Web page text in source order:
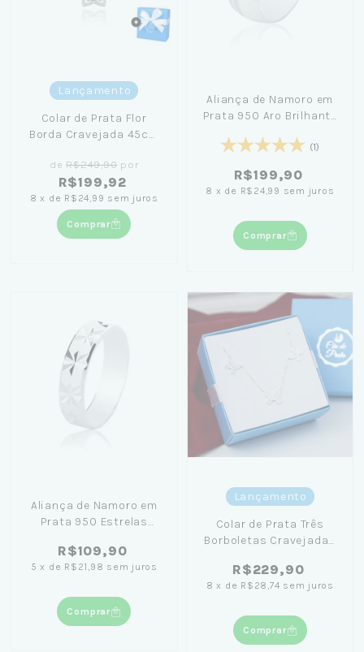
Lançamento
Colar de Prata Flor
Borda Cravejada 45cm
deR$249,90 por
R$199,92
8 x de R$24,99 sem juros
Comprar
Aliança de Namoro em
Prata 950 Aro Brilhante
(1)
R$199,90
8 x de R$24,99 sem juros
Comprar
Aliança de Namoro em
Prata 950 Estrelas
R$109,90
5 x de R$21,98 sem juros
Comprar
Lançamento
Colar de Prata Três
Borboletas Cravejadas
Caixa Laço Azul
R$229,90
8 x de R$28,74 sem juros
Comprar